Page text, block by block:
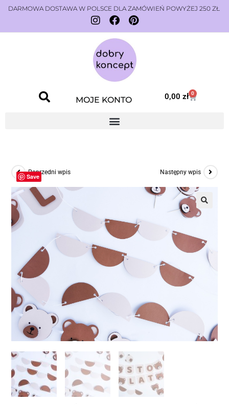
DARMOWA DOSTAWA W POLSCE DLA ZAMÓWIEŃ POWYŻEJ 250 ZŁ
MOJE KONTO 0,00zł 0
Poprzedni wpis Następny wpis
Save